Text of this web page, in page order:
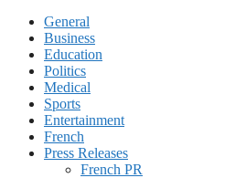
General
Business
Education
Politics
Medical
Sports
Entertainment
French
Press Releases
French PR